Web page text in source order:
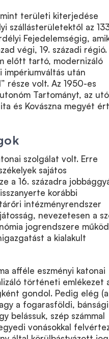
területi kiterjedése
szállásterületektől az
Fejedelemségig,
végi, 19. századi régió.
előtt tartó, modernizáló
impériumváltás után
része volt. Az 1950-es
Tartományt, az
és Kovászna megyét
szolgálat volt. Erre
sajátos
a 16. századra
korábbi
intézményrendszer
nevezetesen a
jogrendszere
a kialakult
afféle eszményi katonai
történeti emlékezet
gondol. Pedig elég (a
a fogarasföldi, bánsági
belássuk, szép számmal
vonásokkal